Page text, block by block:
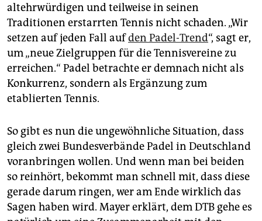
altehrwürdigen und teilweise in seinen
Traditionen erstarrten Tennis nicht schaden. „Wir
setzen auf jeden Fall aufden Padel-Trend“, sagt er,
um „neue Zielgruppen für die Tennisvereine zu
erreichen.“ Padel betrachte er demnach nicht als
Konkurrenz, sondern als Ergänzung zum
etablierten Tennis.
So gibt es nun die ungewöhnliche Situation, dass
gleich zwei Bundesverbände Padel in Deutschland
voranbringen wollen. Und wenn man bei beiden
so reinhört, bekommt man schnell mit, dass diese
gerade darum ringen, wer am Ende wirklich das
Sagen haben wird. Mayer erklärt, dem DTB gehe es